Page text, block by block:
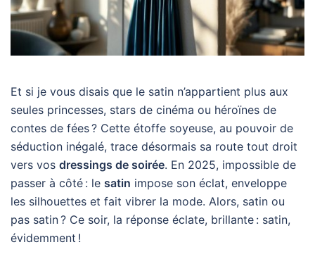
Et si je vous disais que le satin n’appartient plus aux
seules princesses, stars de cinéma ou héroïnes de
contes de fées ? Cette étoffe soyeuse, au pouvoir de
séduction inégalé, trace désormais sa route tout droit
vers vos dressings de soirée. En 2025, impossible de
passer à côté : le satin impose son éclat, enveloppe
les silhouettes et fait vibrer la mode. Alors, satin ou
pas satin ? Ce soir, la réponse éclate, brillante : satin,
évidemment !